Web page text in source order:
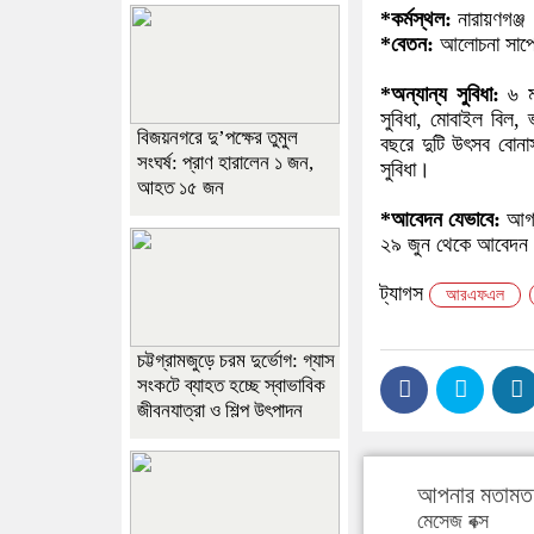
*কর্মস্থল: নারায়ণগঞ্জ
*বেতন: আলোচনা
*অন্যান্য সুবিধা: ৬
সুবিধা, মোবাইল বিল,
বছরে দুটি উৎসব
সুবিধা।
*আবেদন যেভাবে:
২৯ জুন থেকে আবেদন
ট্যাগস আরএফএল
আপনার
মেসেজ বক্স
বিজয়নগরে দু’পক্ষের তুমুল
সংঘর্ষ: প্রাণ হারালেন ১ জন,
আহত ১৫ জন
চট্টগ্রামজুড়ে চরম দুর্ভোগ: গ্যাস
সংকটে ব্যাহত হচ্ছে স্বাভাবিক
জীবনযাত্রা ও শিল্প উৎপাদন